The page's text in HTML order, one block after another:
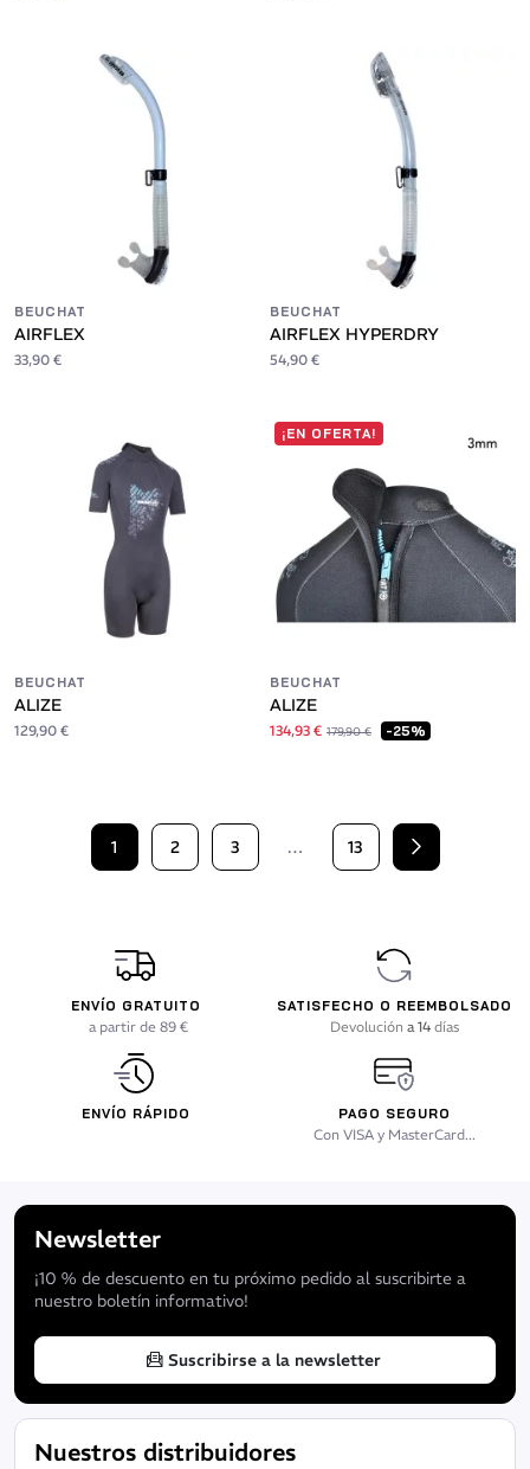
BEUCHAT
AIRFLEX
33,90 €
BEUCHAT
AIRFLEX HYPERDRY
54,90 €
BEUCHAT
ALIZE
129,90 €
¡EN OFERTA!
BEUCHAT
ALIZE
134,93 € 179,90 € -25%
1 2 3 … 13
Siguiente
ENVÍO GRATUITO
a partir de 89 €
SATISFECHO O REEMBOLSADO
Devolución a 14 días
ENVÍO RÁPIDO PAGO SEGURO
Con VISA y MasterCard...
Newsletter
¡10 % de descuento en tu próximo pedido al suscribirte a
nuestro boletín informativo!
Suscribirse a la newsletter
Nuestros distribuidores